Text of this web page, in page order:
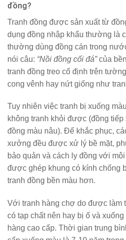
đồng?
Tranh đồng được sản xuất từ
dụng đồng nhập khẩu thường là
thường dùng đồng cán trong
nói câu: “Nồi đồng cối đá”của
tranh đồng treo cố định trên
cong vênh hay nứt giống như
Tuy nhiên việc tranh bị xuống
không tranh khỏi được (đồng
đồng màu nâu). Để khắc phục,
xưởng đều được xử lý bề mặt,
bảo quản và cách ly đồng với
được ghép khung có kính chống
tranh đồng bền màu hơn.
Với tranh hàng chợ do được làm
có tạp chất nên hay bị ố và
hàng cao cấp. Thời gian trung